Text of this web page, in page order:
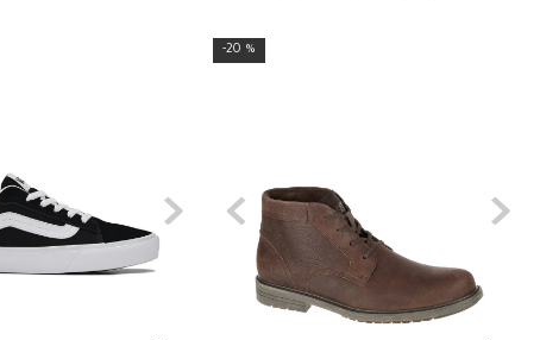
20 %